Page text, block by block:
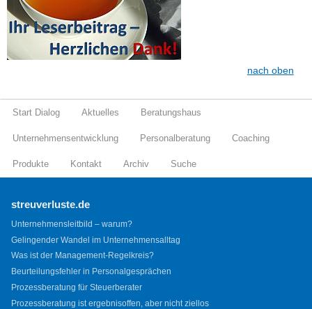
nach oben
Start Dialog Aktuelles Beratungshaus
Unternehmensentwicklung Personalberatung Coaching
Produkte Kontakt Archiv Suche
streuverluste.de
Unternehmensleitbild – warum?
Gelingender Wandel im Unternehmensalltag
Was ist der Management-Regelkreis?
Beurteilungsfehler in Personalgesprächen
Prozessberatung für Steuerberater
Prozessberatung ist ergebnisoffen, aber nicht ziellos